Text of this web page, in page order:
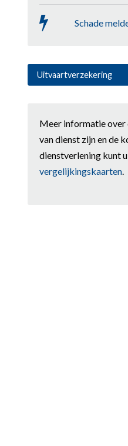
Schade
Uitvaartverzekering
Meer informatie over
van dienst zijn en de
dienstverlening kunt
vergelijkingskaarten.